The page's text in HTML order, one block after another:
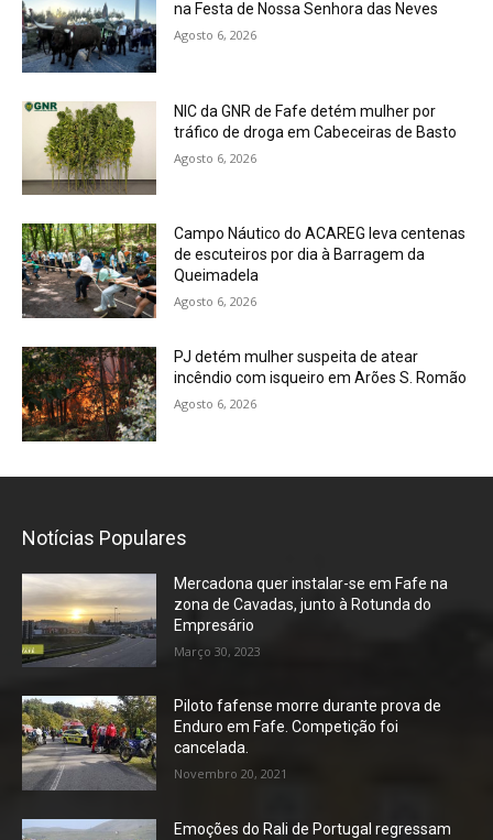
na Festa de Nossa Senhora das Neves
Agosto 6, 2026
NIC da GNR de Fafe detém mulher por
tráfico de droga em Cabeceiras de Basto
Agosto 6, 2026
Campo Náutico do ACAREG leva centenas
de escuteiros por dia à Barragem da
Queimadela
Agosto 6, 2026
PJ detém mulher suspeita de atear
incêndio com isqueiro em Arões S. Romão
Agosto 6, 2026
Notícias Populares
Mercadona quer instalar-se em Fafe na
zona de Cavadas, junto à Rotunda do
Empresário
Março 30, 2023
Piloto fafense morre durante prova de
Enduro em Fafe. Competição foi
cancelada.
Novembro 20, 2021
Emoções do Rali de Portugal regressam